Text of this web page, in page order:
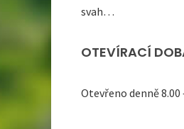
svah…
OTEVÍRACÍ
Otevřeno denně 8.00